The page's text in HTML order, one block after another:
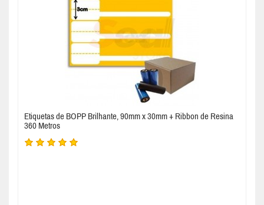
Etiquetas de BOPP Brilhante, 90mm x 30mm + Ribbon de Resina
360 Metros